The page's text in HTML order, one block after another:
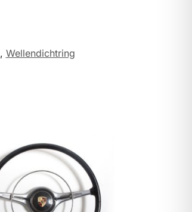
, Wellendichtring